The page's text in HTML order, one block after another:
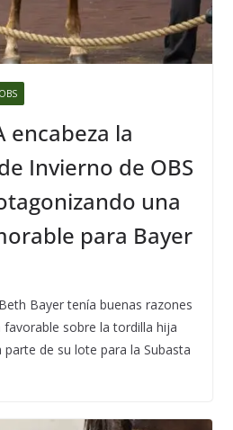
OBS
encabeza la
Invierno de OBS
una
para Bayer
Bayer tenía buenas razones
sobre la tordilla hija
de su lote para la Subasta